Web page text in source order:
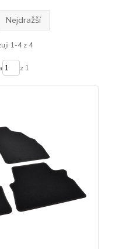
Nejdražší
1-4 z 4
z 1